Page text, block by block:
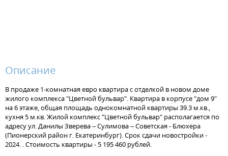
Описание
В продаже 1-комнатная евро квартира с отделкой в новом доме
жилого комплекса "Цветной бульвар". Квартира в корпусе "дом 9"
на 6 этаже, общая площадь однокомнатной квартиры 39.3 м.кв.,
кухня 5 м.кв. Жилой комплекс "Цветной бульвар" располагается по
адресу ул. Данилы Зверева – Сулимова – Советская - Блюхера
(Пионерский район г. Екатеринбург). Срок сдачи новостройки -
2024. . Стоимость квартиры - 5 195 460 рублей.